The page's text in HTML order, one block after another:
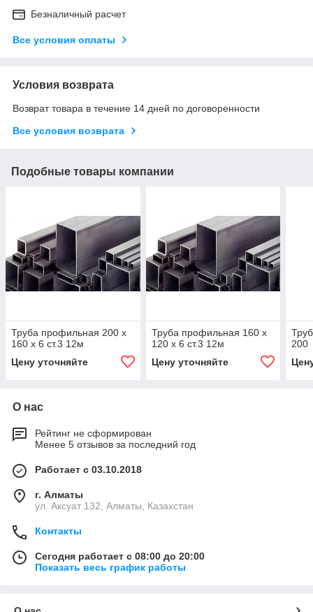
Безналичный расчет
Все условия оплаты
Условия возврата
Возврат товара в течение 14 дней по договоренности
Все условия возврата
Подобные товары компании
Труба профильная 200 х
160 х 6 ст.3 12м
Цену уточняйте
Труба профильная 160 х
120 х 6 ст.3 12м
Цену уточняйте
200
О нас
Рейтинг не сформирован
Менее 5 отзывов за последний год
Работает с 03.10.2018
г. Алматы
ул. Аксуат 132, Алматы, Казахстан
Контакты
Сегодня работает с 08:00 до 20:00
Показать весь график работы